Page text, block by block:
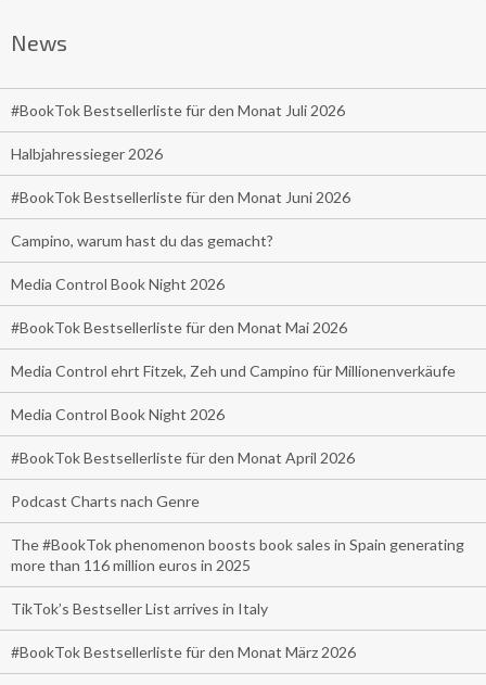
News
#BookTok Bestsellerliste für den Monat Juli 2026
Halbjahressieger 2026
#BookTok Bestsellerliste für den Monat Juni 2026
Campino, warum hast du das gemacht?
Media Control Book Night 2026
#BookTok Bestsellerliste für den Monat Mai 2026
Media Control ehrt Fitzek, Zeh und Campino für Millionenverkäufe
Media Control Book Night 2026
#BookTok Bestsellerliste für den Monat April 2026
Podcast Charts nach Genre
The #BookTok phenomenon boosts book sales in Spain generating
more than 116 million euros in 2025
TikTok’s Bestseller List arrives in Italy
#BookTok Bestsellerliste für den Monat März 2026